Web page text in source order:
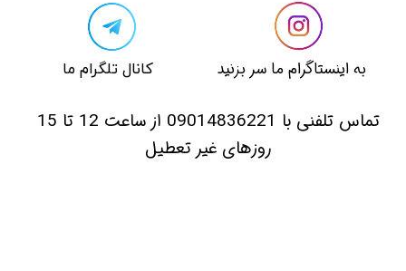
​​به اینستاگرام ما سر بزنید​​​​​​​
​تماس تلفنی با 09014836221 از ساعت 12 تا 15
روزهای غیر تعطیل
​کانال تلگرام ما